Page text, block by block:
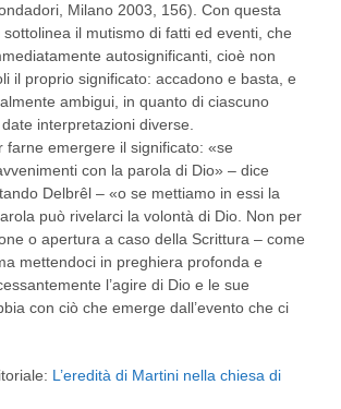
Milano 2003, 156). Con questa
il mutismo di fatti ed eventi, che
autosignificanti, cioè non
il proprio significato: accadono e basta, e
ambigui, in quanto di ciascuno
interpretazioni diverse.
farne emergere il significato: «se
con la parola di Dio» – dice
Delbrêl – «o se mettiamo in essi la
può rivelarci la volontà di Dio. Non per
o apertura a caso della Scrittura – come
mettendoci in preghiera profonda e
l’agire di Dio e le sue
con ciò che emerge dall’evento che ci
L’eredità di Martini nella chiesa di